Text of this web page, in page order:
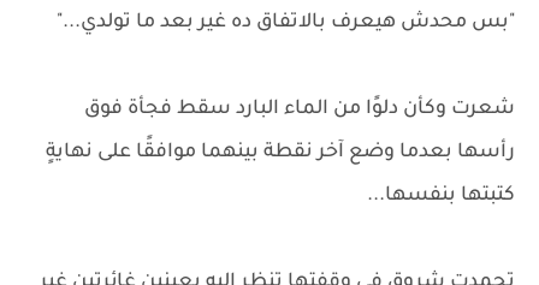
"بس محدش هيعرف بالاتفاق ده غير بعد ما تولدي..."
شعرت وكأن دلوًا من الماء البارد سقط فجأة فوق
رأسها بعدما وضع آخر نقطة بينهما موافقًا على نهايةٍ
كتبتها بنفسها...